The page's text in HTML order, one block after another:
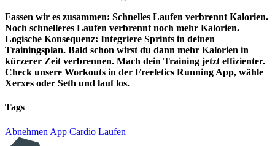
Fassen wir es zusammen: Schnelles Laufen verbrennt Kalorien.
Noch schnelleres Laufen verbrennt noch mehr Kalorien.
Logische Konsequenz: Integriere Sprints in deinen
Trainingsplan. Bald schon wirst du dann mehr Kalorien in
kürzerer Zeit verbrennen. Mach dein Training jetzt effizienter.
Check unsere Workouts in der Freeletics Running App, wähle
Xerxes oder Seth und lauf los.
Tags
Abnehmen App Cardio Laufen